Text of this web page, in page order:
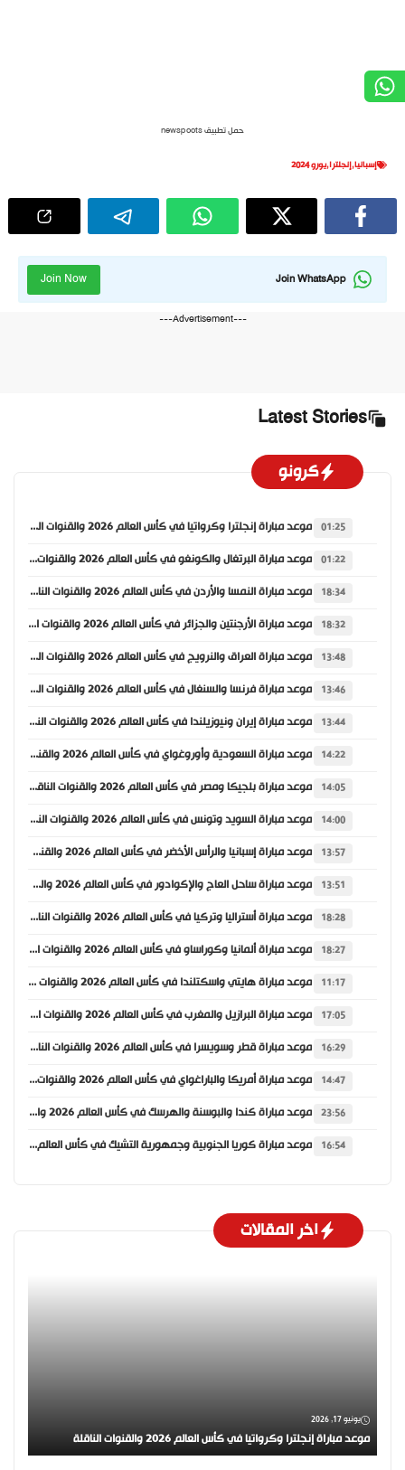
حمل تطبيق newspoots
إسبانيا,إنجلترا,يورو 2024
Join WhatsApp
Join Now
---Advertisement---
Latest Stories
كرونو
01:25 موعد مباراة إنجلترا وكرواتيا في كأس العالم 2026 والقنوات الناقلة
01:22 موعد مباراة البرتغال والكونغو في كأس العالم 2026 والقنوات الناقلة
18:34 موعد مباراة النمسا والأردن في كأس العالم 2026 والقنوات الناقلة
18:32 موعد مباراة الأرجنتين والجزائر في كأس العالم 2026 والقنوات الناقلة
13:48 موعد مباراة العراق والنرويج في كأس العالم 2026 والقنوات الناقلة
13:46 موعد مباراة فرنسا والسنغال في كأس العالم 2026 والقنوات الناقلة
13:44 موعد مباراة إيران ونيوزيلندا في كأس العالم 2026 والقنوات الناقلة
14:22 موعد مباراة السعودية وأوروغواي في كأس العالم 2026 والقنوات الناقلة
14:05 موعد مباراة بلجيكا ومصر في كأس العالم 2026 والقنوات الناقلة
14:00 موعد مباراة السويد وتونس في كأس العالم 2026 والقنوات الناقلة
13:57 موعد مباراة إسبانيا والرأس الأخضر في كأس العالم 2026 والقنوات الناقلة
13:51 موعد مباراة ساحل العاج والإكوادور في كأس العالم 2026 والقنوات الناقلة
18:28 موعد مباراة أستراليا وتركيا في كأس العالم 2026 والقنوات الناقلة
18:27 موعد مباراة ألمانيا وكوراساو في كأس العالم 2026 والقنوات الناقلة
11:17 موعد مباراة هايتي واسكتلندا في كأس العالم 2026 والقنوات الناقلة
17:05 موعد مباراة البرازيل والمغرب في كأس العالم 2026 والقنوات الناقلة
16:29 موعد مباراة قطر وسويسرا في كأس العالم 2026 والقنوات الناقلة
14:47 موعد مباراة أمريكا والباراغواي في كأس العالم 2026 والقنوات الناقلة
23:56 موعد مباراة كندا والبوسنة والهرسك في كأس العالم 2026 والقنوات الناقلة
16:54 موعد مباراة كوريا الجنوبية وجمهورية التشيك في كأس العالم 2026 والقنوات الناقلة
اخر المقالات
يونيو 17, 2026
موعد مباراة إنجلترا وكرواتيا في كأس العالم 2026 والقنوات الناقلة